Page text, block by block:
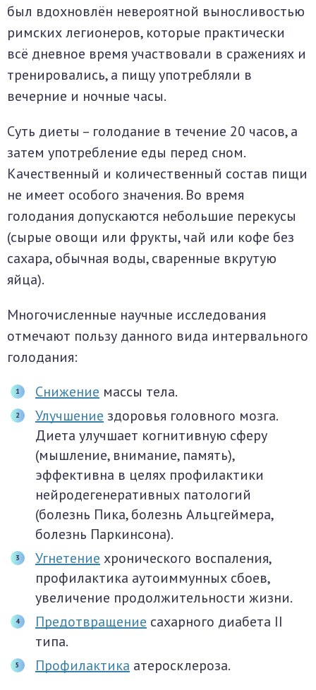
был вдохновлён невероятной выносливостью
римских легионеров, которые практически
всё дневное время участвовали в сражениях и
тренировались, а пищу употребляли в
вечерние и ночные часы.
Суть диеты – голодание в течение 20 часов, а
затем употребление еды перед сном.
Качественный и количественный состав пищи
не имеет особого значения. Во время
голодания допускаются небольшие перекусы
(сырые овощи или фрукты, чай или кофе без
сахара, обычная воды, сваренные вкрутую
яйца).
Многочисленные научные исследования
отмечают пользу данного вида интервального
голодания:
Снижение массы тела.
Улучшение здоровья головного мозга.
Диета улучшает когнитивную сферу
(мышление, внимание, память),
эффективна в целях профилактики
нейродегенеративных патологий
(болезнь Пика, болезнь Альцгеймера,
болезнь Паркинсона).
Угнетение хронического воспаления,
профилактика аутоиммунных сбоев,
увеличение продолжительности жизни.
Предотвращение сахарного диабета II
типа.
Профилактика атеросклероза.